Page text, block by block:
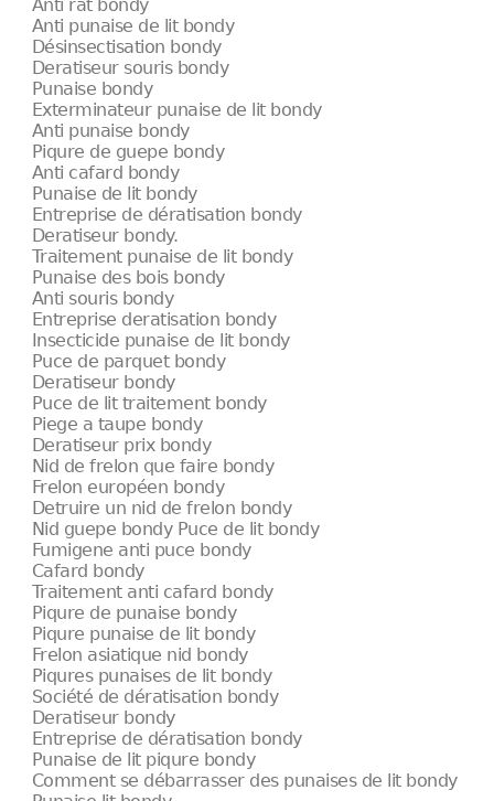
Anti rat bondy
Anti punaise de lit bondy
Désinsectisation bondy
Deratiseur souris bondy
Punaise bondy
Exterminateur punaise de lit bondy
Anti punaise bondy
Piqure de guepe bondy
Anti cafard bondy
Punaise de lit bondy
Entreprise de dératisation bondy
Deratiseur bondy.
Traitement punaise de lit bondy
Punaise des bois bondy
Anti souris bondy
Entreprise deratisation bondy
Insecticide punaise de lit bondy
Puce de parquet bondy
Deratiseur bondy
Puce de lit traitement bondy
Piege a taupe bondy
Deratiseur prix bondy
Nid de frelon que faire bondy
Frelon européen bondy
Detruire un nid de frelon bondy
Nid guepe bondy Puce de lit bondy
Fumigene anti puce bondy
Cafard bondy
Traitement anti cafard bondy
Piqure de punaise bondy
Piqure punaise de lit bondy
Frelon asiatique nid bondy
Piqures punaises de lit bondy
Société de dératisation bondy
Deratiseur bondy
Entreprise de dératisation bondy
Punaise de lit piqure bondy
Comment se débarrasser des punaises de lit bondy